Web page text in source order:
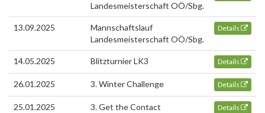
Landesmeisterschaft OÖ/Sbg.
13.09.2025
Mannschaftslauf
Landesmeisterschaft OÖ/Sbg.
Details
14.05.2025 Blitzturnier LK3 Details
26.01.2025 3. Winter Challenge Details
25.01.2025 3. Get the Contact Details